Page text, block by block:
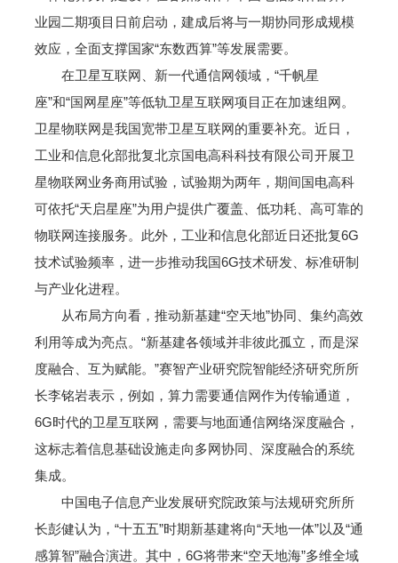
业园二期项目日前启动，建成后将与一期协同形成规模
效应，全面支撑国家“东数西算”等发展需要。
在卫星互联网、新一代通信网领域，“千帆星
座”和“国网星座”等低轨卫星互联网项目正在加速组网。
卫星物联网是我国宽带卫星互联网的重要补充。近日，
工业和信息化部批复北京国电高科科技有限公司开展卫
星物联网业务商用试验，试验期为两年，期间国电高科
可依托“天启星座”为用户提供广覆盖、低功耗、高可靠的
物联网连接服务。此外，工业和信息化部近日还批复6G
技术试验频率，进一步推动我国6G技术研发、标准研制
与产业化进程。
从布局方向看，推动新基建“空天地”协同、集约高效
利用等成为亮点。“新基建各领域并非彼此孤立，而是深
度融合、互为赋能。”赛智产业研究院智能经济研究所所
长李铭岩表示，例如，算力需要通信网作为传输通道，
6G时代的卫星互联网，需要与地面通信网络深度融合，
这标志着信息基础设施走向多网协同、深度融合的系统
集成。
中国电子信息产业发展研究院政策与法规研究所所
长彭健认为，“十五五”时期新基建将向“天地一体”以及“通
感算智”融合演进。其中，6G将带来“空天地海”多维全域